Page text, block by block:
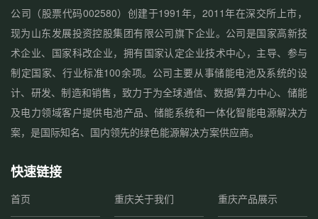
公司（股票代码002580）创建于1991年，2011年在深交所上市，
现为山东发展投资控股集团有限公司旗下企业。公司是国家高新技
术企业、国家科改企业，拥有国家认定企业技术中心，主导、参与
制定国家、行业标准100余项。公司主要从事储能电池及系统的设
计、研发、制造和销售，致力于为全球通信、数据/算力中心、储能
及电力领域客户提供电池产品、储能系统和一体化智能电源解决方
案，是国际知名、国内领先的绿色能源解决方案供应商。
快速链接
首页 重庆关于我们 重庆产品展示